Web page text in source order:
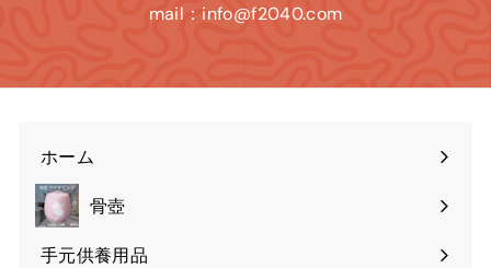
mail：info@f2040.com
ホーム
骨壺
手元供養用品